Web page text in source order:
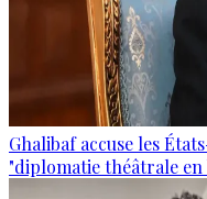
Ghalibaf accuse les
"diplomatie théâtrale en